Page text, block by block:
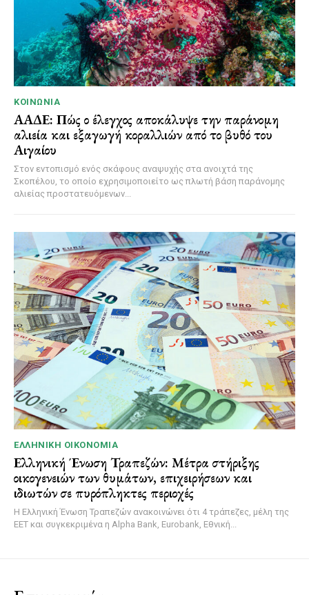
ΚΟΙΝΩΝΊΑ
ΑΑΔΕ: Πώς ο έλεγχος αποκάλυψε την παράνομη
αλιεία και εξαγωγή κοραλλιών από το βυθό του
Αιγαίου
Στον εντοπισμό ενός σκάφους αναψυχής στα ανοιχτά της
Σκοπέλου, το οποίο εχρησιμοποιείτο ως πλωτή βάση παράνομης
αλιείας προστατευόμενων...
ΕΛΛΗΝΙΚΉ ΟΙΚΟΝΟΜΊΑ
Ελληνική Ένωση Τραπεζών: Μέτρα στήριξης
οικογενειών των θυμάτων, επιχειρήσεων και
ιδιωτών σε πυρόπληκτες περιοχές
Η Ελληνική Ένωση Τραπεζών ανακοινώνει ότι 4 τράπεζες, μέλη της
ΕΕΤ και συγκεκριμένα η Alpha Bank, Eurobank, Εθνική...